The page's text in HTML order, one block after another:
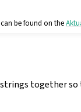
be found on the
together